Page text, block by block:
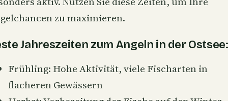
zu maximieren.
Jahreszeiten zum Angeln in der Ostsee:
Frühling: Hohe Aktivität, viele Fischarten in
flacheren Gewässern